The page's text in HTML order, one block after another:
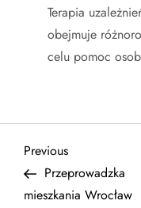
Terapia
obejmuje
celu pomoc
N
a
Previous
Post
Previous
Przeprowadzka
mieszkania Wrocław